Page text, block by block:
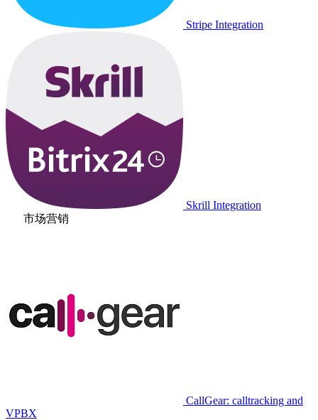
Stripe Integration
Skrill Integration
市场营销
CallGear: calltracking and
VPBX